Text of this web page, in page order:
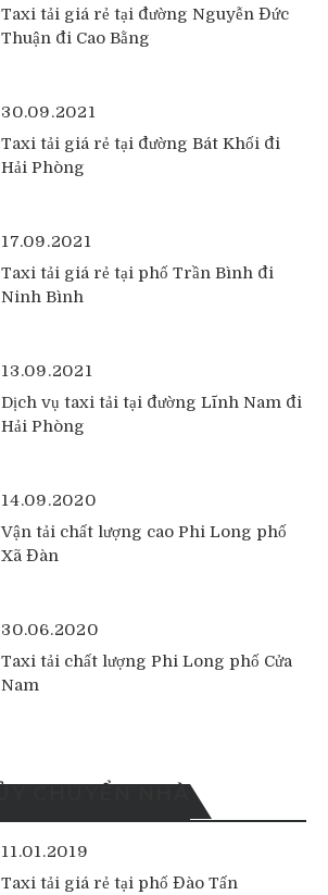
Taxi tải giá rẻ tại đường Nguyễn Đức
Thuận đi Cao Bằng
30.09.2021
Taxi tải giá rẻ tại đường Bát Khối đi
Hải Phòng
17.09.2021
Taxi tải giá rẻ tại phố Trần Bình đi
Ninh Bình
13.09.2021
Dịch vụ taxi tải tại đường Lĩnh Nam đi
Hải Phòng
14.09.2020
Vận tải chất lượng cao Phi Long phố
Xã Đàn
30.06.2020
Taxi tải chất lượng Phi Long phố Cửa
Nam
11.01.2019
Taxi tải giá rẻ tại phố Đào Tấn